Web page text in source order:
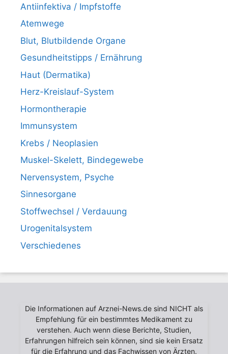
Antiinfektiva / Impfstoffe
Atemwege
Blut, Blutbildende Organe
Gesundheitstipps / Ernährung
Haut (Dermatika)
Herz-Kreislauf-System
Hormontherapie
Immunsystem
Krebs / Neoplasien
Muskel-Skelett, Bindegewebe
Nervensystem, Psyche
Sinnesorgane
Stoffwechsel / Verdauung
Urogenitalsystem
Verschiedenes
Die Informationen auf Arznei-News.de sind NICHT als
Empfehlung für ein bestimmtes Medikament zu
verstehen. Auch wenn diese Berichte, Studien,
Erfahrungen hilfreich sein können, sind sie kein Ersatz
für die Erfahrung und das Fachwissen von Ärzten.